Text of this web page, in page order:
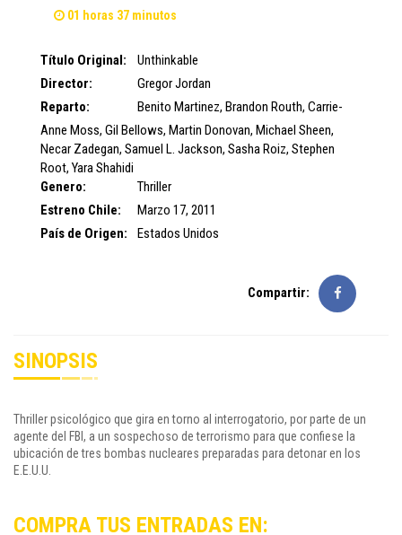
01 horas 37 minutos
Título Original:
Unthinkable
Director:
Gregor Jordan
Reparto:
Benito Martinez, Brandon Routh, Carrie-
Anne Moss, Gil Bellows, Martin Donovan, Michael Sheen,
Necar Zadegan, Samuel L. Jackson, Sasha Roiz, Stephen
Root, Yara Shahidi
Genero:
Thriller
Estreno Chile:
Marzo 17, 2011
País de Origen:
Estados Unidos
Compartir:
SINOPSIS
Thriller psicológico que gira en torno al interrogatorio, por parte de un
agente del FBI, a un sospechoso de terrorismo para que confiese la
ubicación de tres bombas nucleares preparadas para detonar en los
E.E.U.U.
COMPRA TUS ENTRADAS EN: